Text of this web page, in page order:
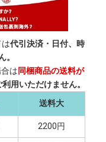
代引決済・日付、時
。
は同梱商品の送料が
用いただけません。
送料大
2200円